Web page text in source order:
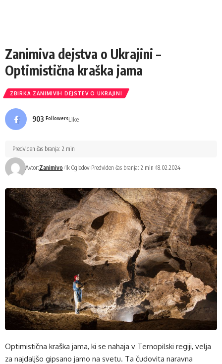
Zanimiva dejstva o Ukrajini –
Optimistična kraška jama
ZBIRKA ZANIMIVIH DEJSTEV O UKRAJINI
903 FollowersLike
Avtor:Zanimivo 1k Ogledov Predviden čas branja: 2 min 18.02.2024
Predviden čas branja: 2 min
Optimistična kraška jama, ki se nahaja v Ternopilski regiji, velja
za najdaljšo gipsano jamo na svetu. Ta čudovita naravna